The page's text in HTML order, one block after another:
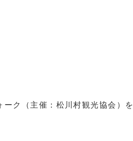
ク（主催：松川村観光協会）を